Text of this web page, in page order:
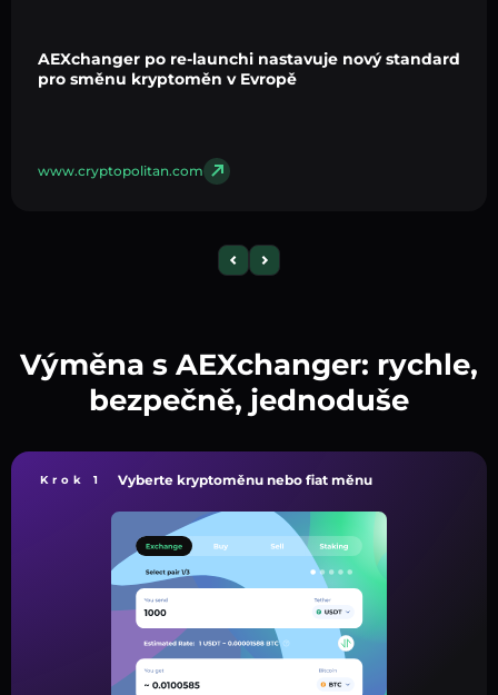
AEXchanger po re-launchi nastavuje nový standard
pro směnu kryptoměn v Evropě
www.cryptopolitan.com
Výměna s AEXchanger: rychle,
bezpečně, jednoduše
Krok 1 Vyberte kryptoměnu nebo fiat měnu